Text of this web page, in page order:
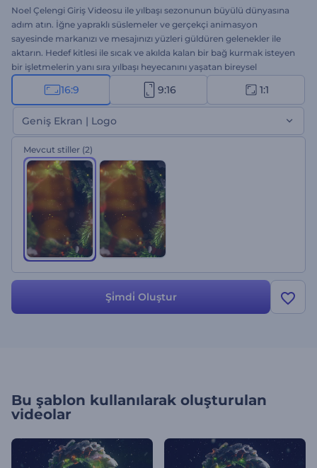
Noel Çelengi Giriş Videosu ile yılbaşı sezonunun büyülü dünyasına
adım atın. İğne yapraklı süslemeler ve gerçekçi animasyon
sayesinde markanızı ve mesajınızı yüzleri güldüren gelenekler ile
aktarın. Hedef kitlesi ile sıcak ve akılda kalan bir bağ kurmak isteyen
bir işletmelerin yanı sıra yılbaşı heyecanını yaşatan bireysel
kullanıcılara da hitap eden bu şablon ile yılbaşını en güzel şekilde
kutlayın. Logonuzu yükleyin, mesajınızı girin, neşeli bir müzik
parçası ekleyin ve kaliteli yılbaşı videonuzu dakikalar içinde elinizde
bilin. Şimdi deneyin!
16:9 9:16 1:1
Geniş Ekran | Logo
Mevcut stiller (2)
Şi̇mdi̇ Oluştur
Bu şablon kullanılarak oluşturulan
videolar